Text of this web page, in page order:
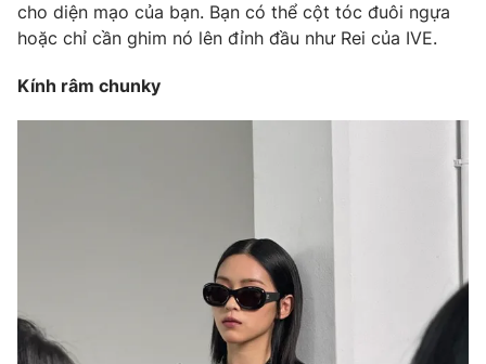
Photo Infographic
Video
Tấm lòng Việt
VTV4 Vươn mình bằng AI
cho diện mạo của bạn. Bạn có thể cột tóc đuôi ngựa
hoặc chỉ cần ghim nó lên đỉnh đầu như Rei của IVE.
Kính râm chunky